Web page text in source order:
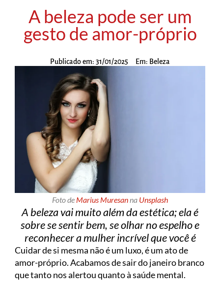
A beleza pode ser um
gesto de amor-próprio
Publicado em: 31/01/2025 Em: Beleza
Foto de Marius Muresanna Unsplash
A beleza vai muito além da estética; ela é
sobre se sentir bem, se olhar no espelho e
reconhecer a mulher incrível que você é
Cuidar de si mesma não é um luxo, é um ato de
amor-próprio. Acabamos de sair do janeiro branco
que tanto nos alertou quanto à saúde mental.